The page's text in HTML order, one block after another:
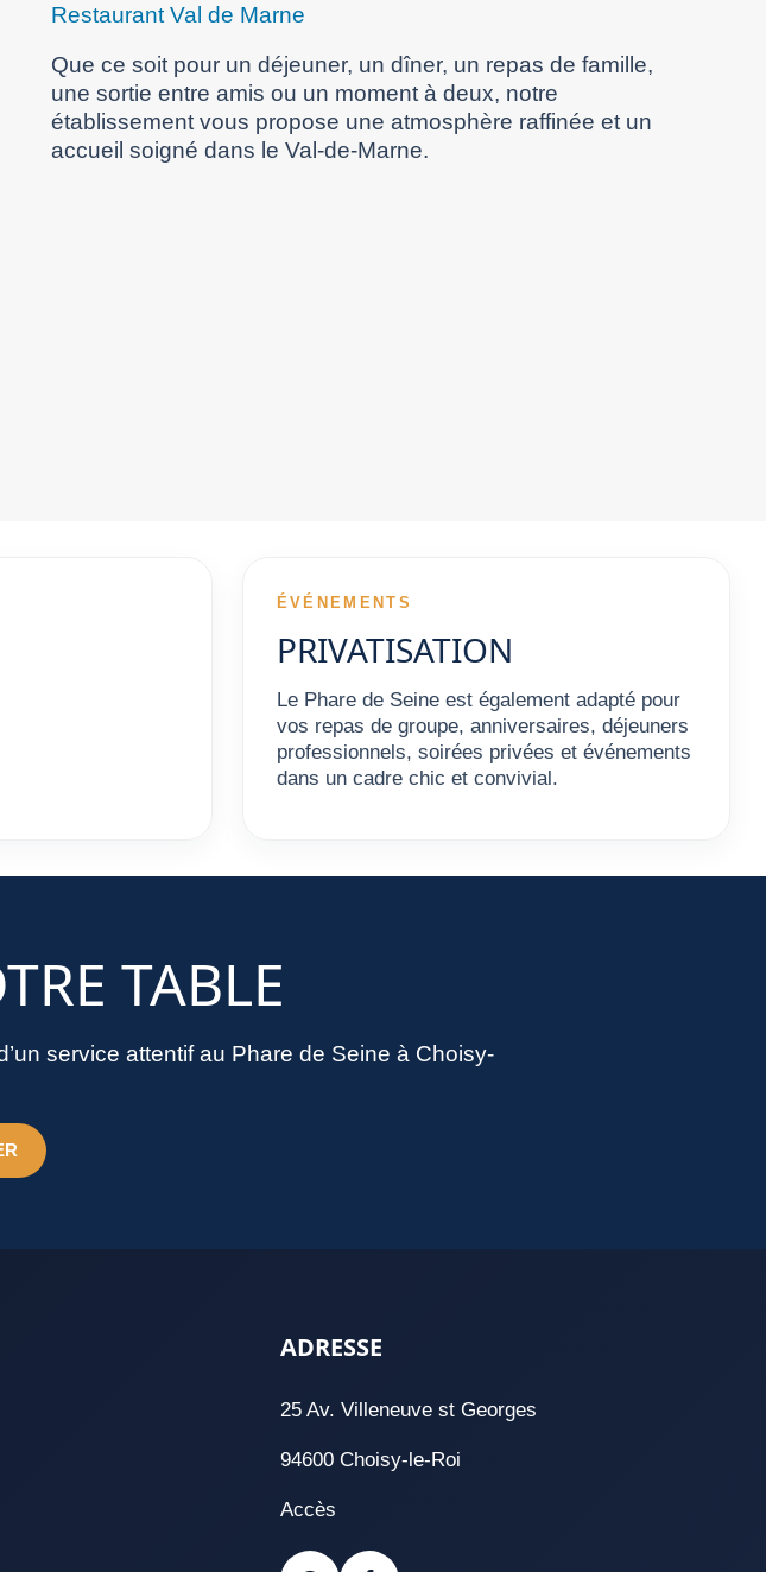
Restaurant Val de Marne
Que ce soit pour un déjeuner, un dîner, un repas de famille,
une sortie entre amis ou un moment à deux, notre
établissement vous propose une atmosphère raffinée et un
accueil soigné dans le Val-de-Marne.
ÉVÉNEMENTS
PRIVATISATION
Le Phare de Seine est également adapté pour
vos repas de groupe, anniversaires, déjeuners
professionnels, soirées privées et événements
dans un cadre chic et convivial.
TABLE
service attentif au Phare de Seine à Choisy-
ADRESSE
25 Av. Villeneuve st Georges
94600 Choisy-le-Roi
Accès